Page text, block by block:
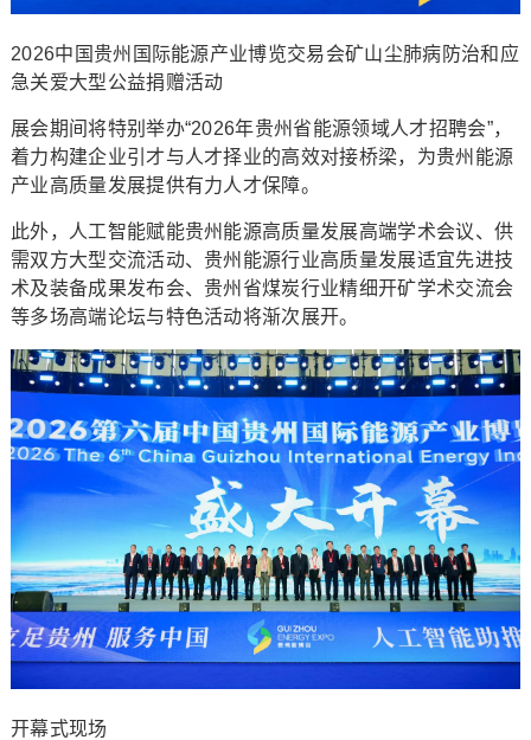
2026中国贵州国际能源产业博览交易会矿山尘肺病防治和应
急关爱大型公益捐赠活动
展会期间将特别举办“2026年贵州省能源领域人才招聘会”，
着力构建企业引才与人才择业的高效对接桥梁，为贵州能源
产业高质量发展提供有力人才保障。
此外，人工智能赋能贵州能源高质量发展高端学术会议、供
需双方大型交流活动、贵州能源行业高质量发展适宜先进技
术及装备成果发布会、贵州省煤炭行业精细开矿学术交流会
等多场高端论坛与特色活动将渐次展开。
开幕式现场